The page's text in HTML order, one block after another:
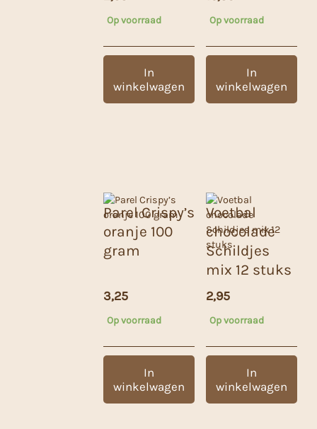
Op voorraad
In
winkelwagen
Op voorraad
In
winkelwagen
Parel Crispy’s
oranje 100
gram
3,25
Op voorraad
In
winkelwagen
Voetbal
chocolade
Schildjes
mix 12 stuks
2,95
Op voorraad
In
winkelwagen